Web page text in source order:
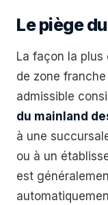
Le piège
La façon la
de zone
admissible
du mainland
à une
ou à un
est